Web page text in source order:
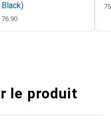
Black)
CHF
76.90
le produit